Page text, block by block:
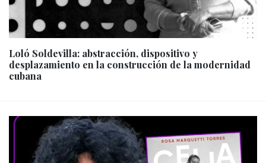
Loló Soldevilla: abstracción, dispositivo y
desplazamiento en la construcción de la modernidad
cubana